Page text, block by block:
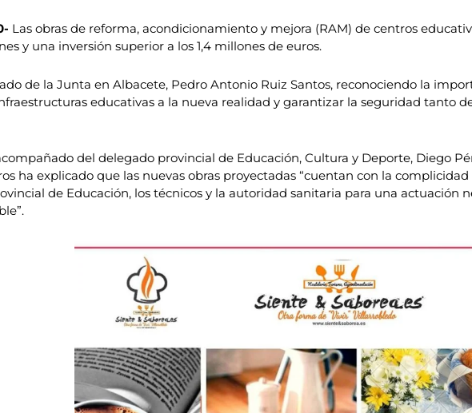
Las obras de reforma, acondicionamiento y mejora (RAM) de centros
y una inversión superior a los 1,4 millones de euros.
de la Junta en Albacete, Pedro Antonio Ruiz Santos, reconociendo la
educativas a la nueva realidad y garantizar la seguridad tanto
del delegado provincial de Educación, Cultura y Deporte, Diego
ha explicado que las nuevas obras proyectadas “cuentan con la
de Educación, los técnicos y la autoridad sanitaria para una actuación